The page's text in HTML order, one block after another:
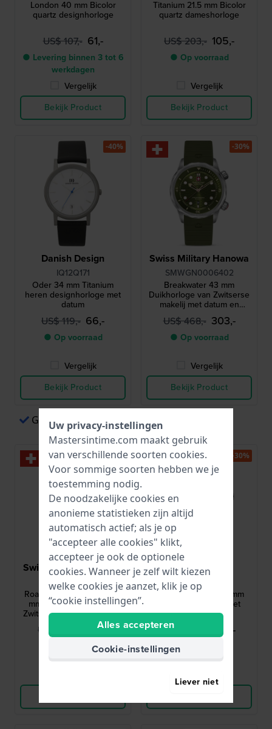
London 40 mm Bicolor
quartz designhorloge
US$ 107,- 61,-
● Levering binnen 3 tot 6
werkdagen
Vergelijk
Bekijk Product
Titanium 21.5 mm Bicolor
quartz dameshorloge
US$ 203,- 105,-
● Op voorraad
Vergelijk
Bekijk Product
Danish Design
IQ12Q171
Oder 34 mm Titanium
heren designhorloge met
datum
US$ 119,- 66,-
● Op voorraad
Vergelijk
Bekijk Product
-40%
Swiss Military Hanowa
SMWGN0006402
Breakwater 43 mm
Duikhorloge van Zwitserse
makelij met datum en
interne duikring
US$ 468,- 303,-
● Op voorraad
Vergelijk
Bekijk Product
-30%
Gemakkelijk betalen via Apple Pay
Swiss Military Hanowa
SMWGK0005601
Roadrunner Advanced 43
mm Quartz horloge van
Zwitserse makelij met dag-
en 24-uurs wijzerplaat
US$ 514,- 275,-
● Op voorraad
-40%
Orient
RA-WJ0004Y10B
Mako 40 Solar 39.9 mm
Solar duikhorloge met
datum
US$ 385,- 253,-
● Op voorraad
-30%
Uw privacy-instellingen
Mastersintime.com maakt gebruik
van verschillende soorten cookies.
Voor sommige soorten hebben we je
toestemming nodig.
De noodzakelijke cookies en
anonieme statistieken zijn altijd
automatisch actief; als je op
"accepteer alle cookies" klikt,
accepteer je ook de optionele
cookies. Wanneer je zelf wilt kiezen
welke cookies je aanzet, klik je op
“cookie instellingen”.
Alles accepteren
Cookie-instellingen
Liever niet